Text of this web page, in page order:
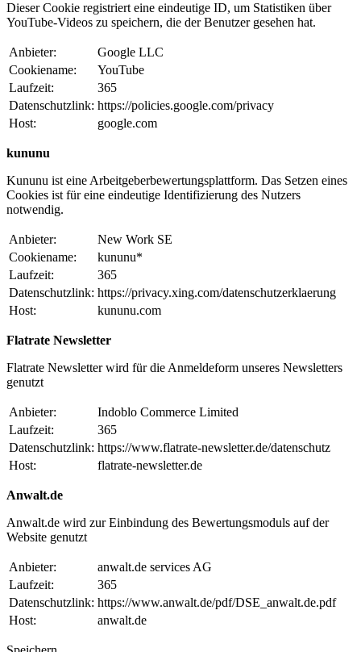
Dieser Cookie registriert eine eindeutige ID, um Statistiken über
YouTube-Videos zu speichern, die der Benutzer gesehen hat.
Anbieter:
Google LLC
Cookiename:
YouTube
Laufzeit:
365
Datenschutzlink: https://policies.google.com/privacy
Host:
google.com
kununu
Kununu ist eine Arbeitgeberbewertungsplattform. Das Setzen eines
Cookies ist für eine eindeutige Identifizierung des Nutzers
notwendig.
Anbieter:
New Work SE
Cookiename:
kununu*
Laufzeit:
365
Datenschutzlink: https://privacy.xing.com/datenschutzerklaerung
Host:
kununu.com
Flatrate Newsletter
Flatrate Newsletter wird für die Anmeldeform unseres Newsletters
genutzt
Anbieter:
Indoblo Commerce Limited
Laufzeit:
365
Datenschutzlink: https://www.flatrate-newsletter.de/datenschutz
Host:
flatrate-newsletter.de
Anwalt.de
Anwalt.de wird zur Einbindung des Bewertungsmoduls auf der
Website genutzt
Anbieter:
anwalt.de services AG
Laufzeit:
365
Datenschutzlink: https://www.anwalt.de/pdf/DSE_anwalt.de.pdf
Host:
anwalt.de